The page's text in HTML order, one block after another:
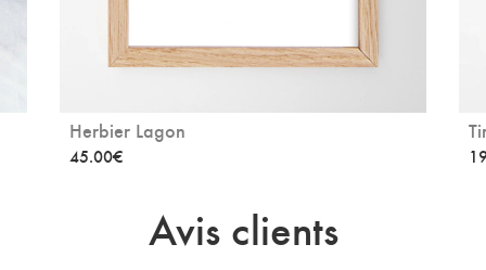
Herbier Lagon
45.00€
Avis clients